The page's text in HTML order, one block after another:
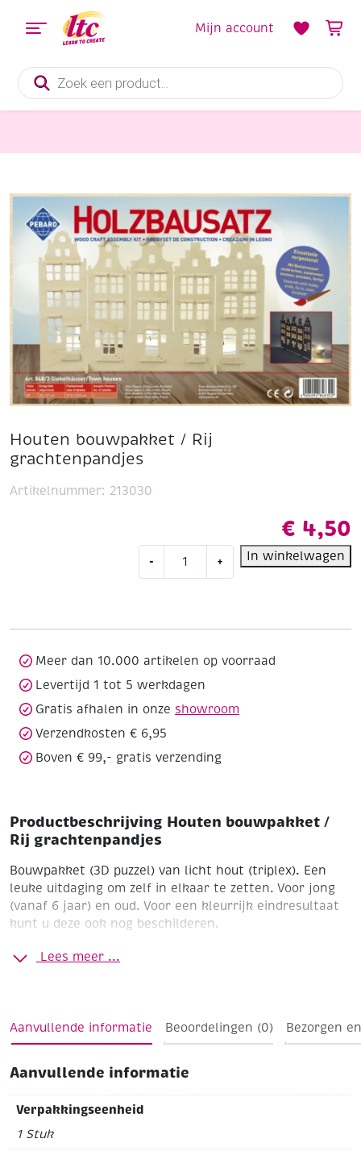
Producten
zoeken
Mijn account
Houten bouwpakket / Rij
grachtenpandjes
€ 4,50
-
bouwpakket
+ In winkelwagen
Artikelnummer: 213030
Meer dan 10.000 artikelen op voorraad
Levertijd 1 tot 5 werkdagen
Gratis afhalen in onze showroom
Verzendkosten € 6,95
Boven € 99,- gratis verzending
Productbeschrijving Houten bouwpakket /
Rij grachtenpandjes
Bouwpakket (3D puzzel) van licht hout (triplex). Een
leuke uitdaging om zelf in elkaar te zetten. Voor jong
(vanaf 6 jaar) en oud. Voor een kleurrijk eindresultaat
kunt u deze ook nog beschilderen.
rij grachtenpandjes
Lees meer ...
Aanvullende informatie Beoordelingen (0) Bezorgen
Aanvullende informatie
Verpakkingseenheid
1 Stuk